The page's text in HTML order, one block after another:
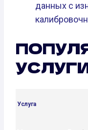
данных с
Услуга